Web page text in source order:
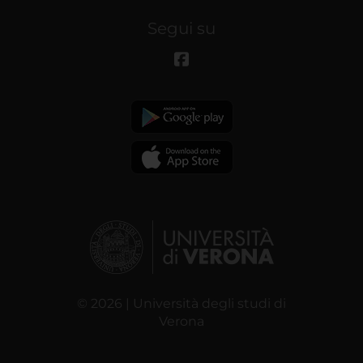
Segui su
© 2026 | Università degli studi di
Verona